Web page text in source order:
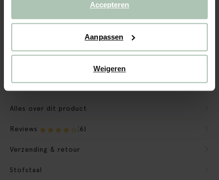
Accepteren
Aanpassen
Weigeren
We maken de bank gebruiksklaar
Verpakkingsmateriaal nemen we mee
Banken retourvoorwaarden
Alles over dit product
Reviews (6)
Verzending & retour
Stofstaal